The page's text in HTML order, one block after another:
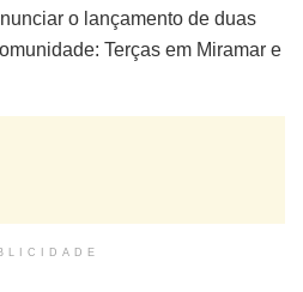
o lançamento de duas
Terças em Miramar e